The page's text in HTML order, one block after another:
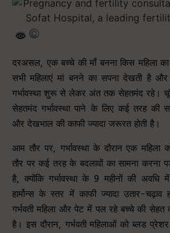
दरअसल, एक बच्चे की माँ बनना किस महिला
सभी महिलाएं मां बनने का सपना देखती है
गर्भावस्था शुरू से लेकर अंत तक सेहतमंद रहे।
सेहतमंद गर्भावस्था पाने के लिए कई तरह की
और देखभाल की काफी ज्यादा जरूरत होती है।
आम तौर पर, गर्भावस्था के दौरान एक महिला
तौर पर कई तरह के बदलावों का सामना करना
है, क्योंकि गर्भावस्था के 9 महीनों की
हार्मोन्स के स्तर में काफी ज्यादा उतार-
गर्भवती महिला और पेट में पल रहे बच्चे की सेहत
है। इस दौरान, गर्भवती महिलाओं को ब्लड